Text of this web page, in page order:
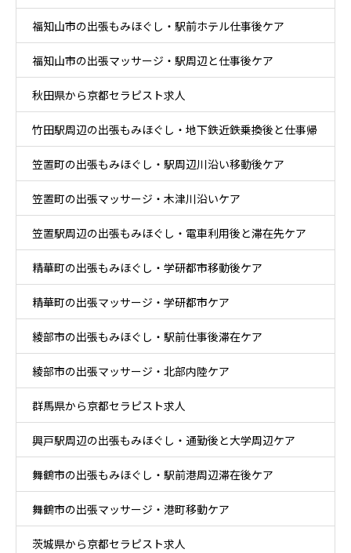
福知山市の出張もみほぐし・駅前ホテル仕事後ケア
福知山市の出張マッサージ・駅周辺と仕事後ケア
秋田県から京都セラピスト求人
竹田駅周辺の出張もみほぐし・地下鉄近鉄乗換後と仕事帰
りケア
笠置町の出張もみほぐし・駅周辺川沿い移動後ケア
笠置町の出張マッサージ・木津川沿いケア
笠置駅周辺の出張もみほぐし・電車利用後と滞在先ケア
精華町の出張もみほぐし・学研都市移動後ケア
精華町の出張マッサージ・学研都市ケア
綾部市の出張もみほぐし・駅前仕事後滞在ケア
綾部市の出張マッサージ・北部内陸ケア
群馬県から京都セラピスト求人
興戸駅周辺の出張もみほぐし・通勤後と大学周辺ケア
舞鶴市の出張もみほぐし・駅前港周辺滞在後ケア
舞鶴市の出張マッサージ・港町移動ケア
茨城県から京都セラピスト求人